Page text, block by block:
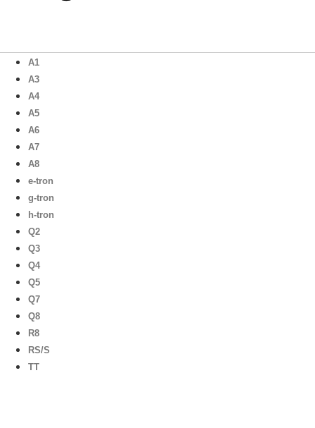
A1
A3
A4
A5
A6
A7
A8
e-tron
g-tron
h-tron
Q2
Q3
Q4
Q5
Q7
Q8
R8
RS/S
TT